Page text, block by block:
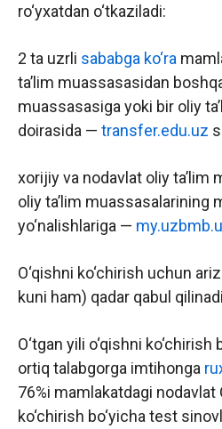
ro‘yxatdan o‘tkaziladi:
2 ta uzrli sababga ko‘ra
ta’lim muassasasidan
muassasasiga yoki bir oliy
doirasida — transfer.edu.uz
xorijiy va nodavlat oliy ta’lim
oliy ta’lim muassasalarining
yo‘nalishlariga —
O‘qishni ko‘chirish uchun
kuni ham) qadar qabul
O‘tgan yili o‘qishni
ortiq talabgorga imtihonga
76%i mamlakatdagi nodavlat
ko‘chirish bo‘yicha test